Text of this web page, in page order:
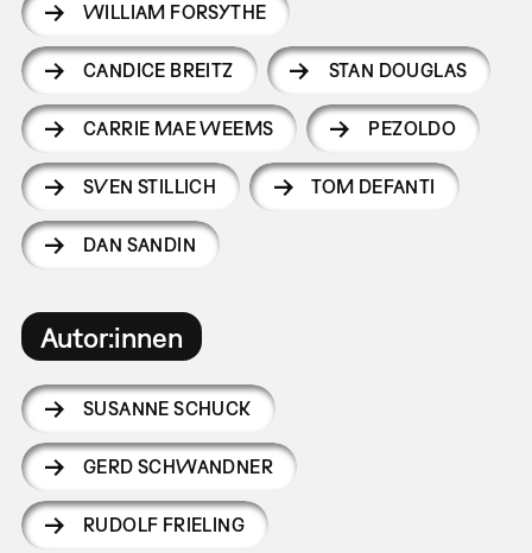
WILLIAM FORSYTHE
CANDICE BREITZ STAN DOUGLAS
CARRIE MAE WEEMS PEZOLDO
SVEN STILLICH TOM DEFANTI
DAN SANDIN
Autor:innen
SUSANNE SCHUCK
GERD SCHWANDNER
RUDOLF FRIELING